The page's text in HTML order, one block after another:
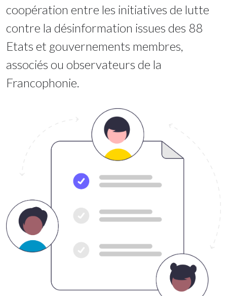
coopération entre les initiatives de lutte
contre la désinformation issues des 88
Etats et gouvernements membres,
associés ou observateurs de la
Francophonie.